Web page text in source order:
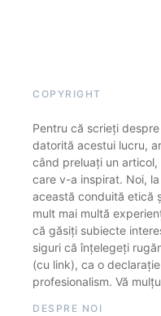
COPYRIGHT
Pentru că scrieți
datorită acestui lucru,
când preluați un
care v-a inspirat. Noi,
această conduită etică
mult mai multă
că găsiți subiecte
siguri că înțelegeți
(cu link), ca o
profesionalism. Vă
DESPRE NOI